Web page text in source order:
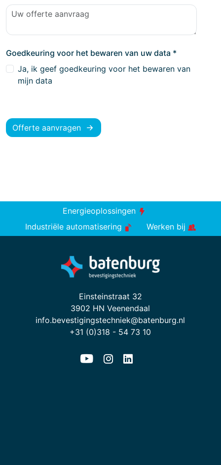
Goedkeuring voor het bewaren van uw data *
Ja, ik geef goedkeuring voor het bewaren van
mijn data
Offerte aanvragen
Energieoplossingen
Industriële automatisering
Werken bij
Einsteinstraat 32
3902 HN Veenendaal
info.bevestigingstechniek@batenburg.nl
+31 (0)318 - 54 73 10